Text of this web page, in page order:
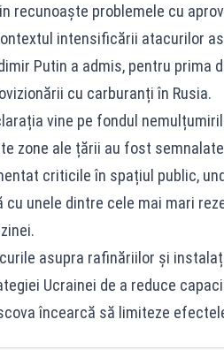
recunoaște problemele cu
intensificării atacurilor
Putin a admis, pentru prima
cu carburanți în Rusia.
vine pe fondul
zone ale țării au fost
criticile în spațiul public,
cu unele dintre cele mai mari
asupra rafinăriilor și
Ucrainei de a reduce
încearcă să limiteze